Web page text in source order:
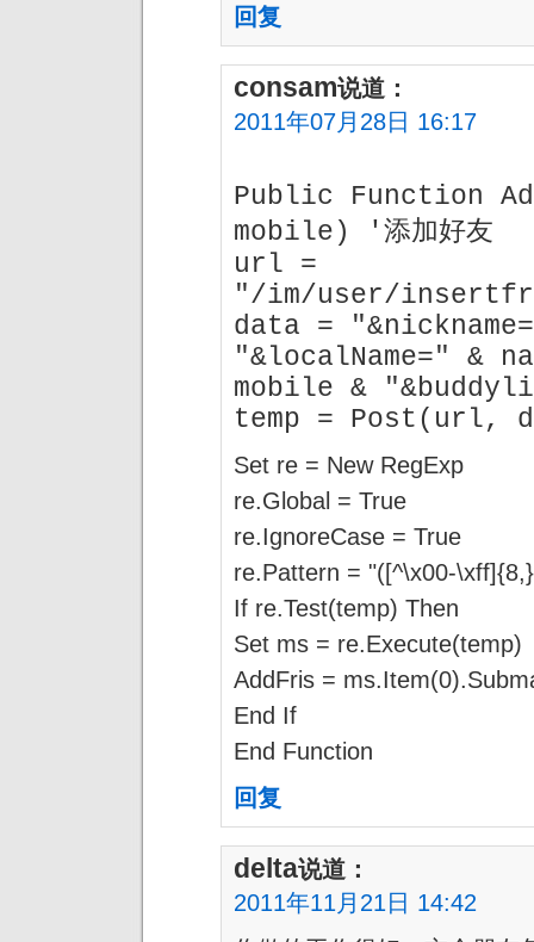
回复
consam说道：
2011年07月28日 16:17
Public Function
mobile) '添加好友
url =
"/im/user/
data =
"&localName=" &
mobile &
temp = Post(url,
Set re = New RegExp
re.Global = True
re.IgnoreCase = True
re.Pattern = "([^\x00-
If re.Test(temp) Then
Set ms = re.Execute(temp)
AddFris =
End If
End Function
回复
delta说道：
2011年11月21日 14:42